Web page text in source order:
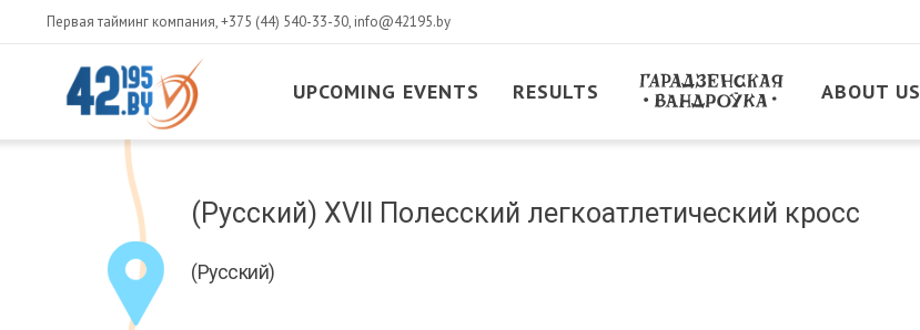
Первая тайминг компания,+375 (44) 540-33-30, info@42195.by
UPCOMING EVENTS RESULTS ABOUT US
CONTENT
14,
(Русский) XVII Полесский легкоатлетический кросс
(Русский)